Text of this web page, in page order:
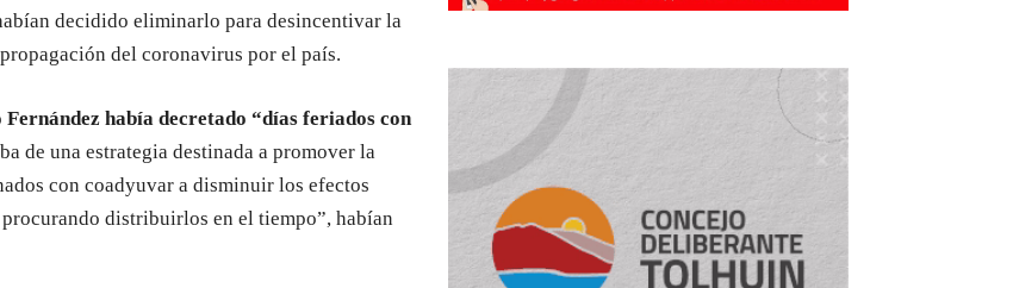
decidido eliminarlo para desincentivar la
del coronavirus por el país.
había decretado “días feriados con
de una estrategia destinada a promover la
con coadyuvar a disminuir los efectos
distribuirlos en el tiempo”, habían